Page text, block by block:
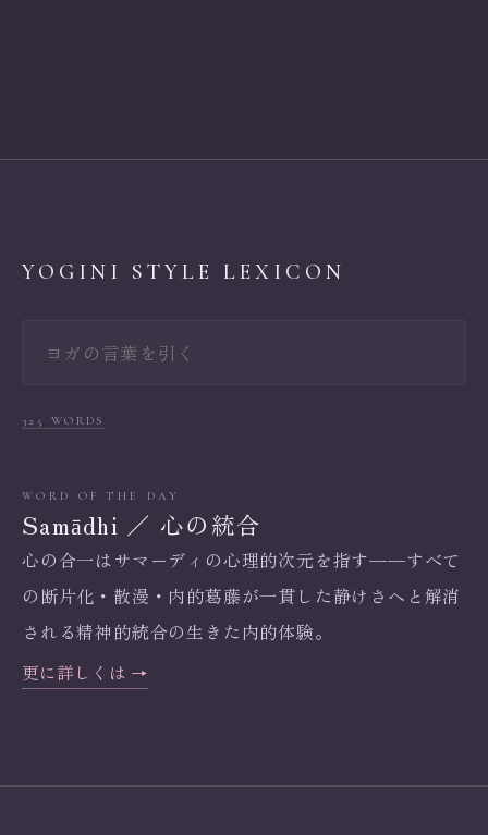
YOGINI STYLE LEXICON
325 WORDS
WORD OF THE DAY
Samādhi ／ 心の統合
心の合一はサマーディの心理的次元を指す——すべて
の断片化・散漫・内的葛藤が一貫した静けさへと解消
される精神的統合の生きた内的体験。
更に詳しくは →